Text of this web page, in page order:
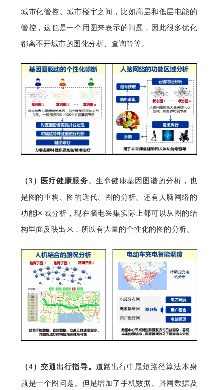
城市化管控。城市楼宇之间，比如高层和低层电能的
管控，这也是一个用图来表示的问题，因此很多优化
都离不开城市的图化分析、查询等等。
（3） 医疗健康服务。生命健康基因图谱的分析，也
是图的重构、图的迭代、图的分析。还有人脑网络的
功能区域分析，现在脑电采集实际上都可以从图的结
构里面反映出来，所以有大量的个性化的图的分析。
（4）交通出行指导。 道路出行中最短路径算法本身
就是一个图问题。但是增加了手机数据、路网数据及